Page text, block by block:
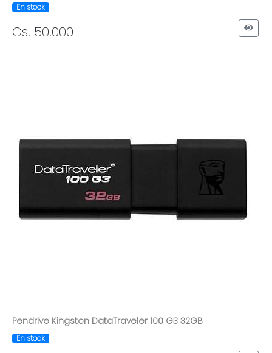
En stock
Gs. 50.000
Pendrive Kingston DataTraveler 100 G3 32GB
En stock